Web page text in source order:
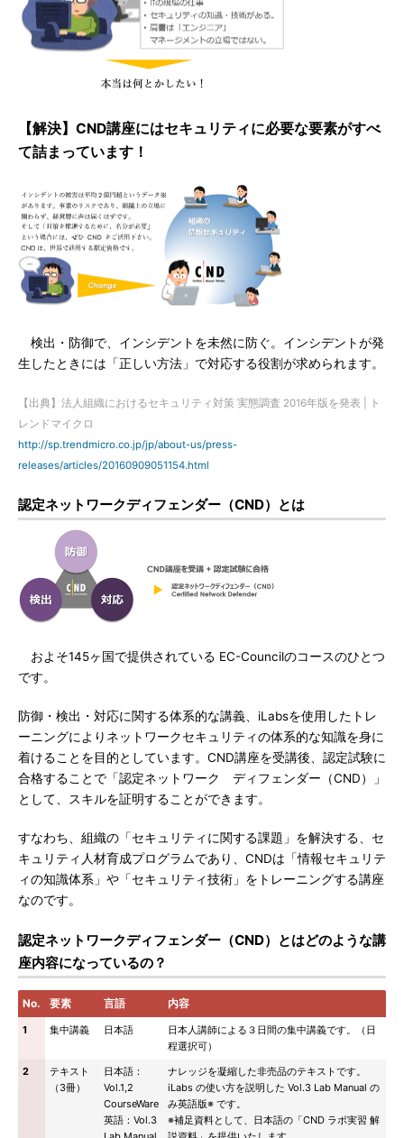
【解決】CND講座にはセキュリティに必要な要素がすべ
て詰まっています！
検出・防御で、インシデントを未然に防ぐ。インシデントが発
生したときには「正しい方法」で対応する役割が求められます。
【出典】法人組織におけるセキュリティ対策 実態調査 2016年版を発表 | ト
レンドマイクロ
http://sp.trendmicro.co.jp/jp/about-us/press-
releases/articles/20160909051154.html
認定ネットワークディフェンダー（CND）とは
およそ145ヶ国で提供されている EC-Councilのコースのひとつ
です。
防御・検出・対応に関する体系的な講義、iLabsを使用したトレ
ーニングによりネットワークセキュリティの体系的な知識を身に
着けることを目的としています。CND講座を受講後、認定試験に
合格することで「認定ネットワーク ディフェンダー（CND）」
として、スキルを証明することができます。
すなわち、組織の「セキュリティに関する課題」を解決する、セ
キュリティ人材育成プログラムであり、CNDは「情報セキュリテ
ィの知識体系」や「セキュリティ技術」をトレーニングする講座
なのです。
認定ネットワークディフェンダー（CND）とはどのような講
座内容になっているの？
No. 要素 言語 内容
1 集中講義 日本語
日本人講師による３日間の集中講義です。（日
程選択可）
2
テキスト
（3冊）
日本語：
Vol.1,2
CourseWare
英語：Vol.3
ナレッジを凝縮した非売品のテキストです。
iLabs の使い方を説明した Vol.3 Lab Manual の
み英語版※ です。
※補足資料として、日本語の「CND ラボ実習 解